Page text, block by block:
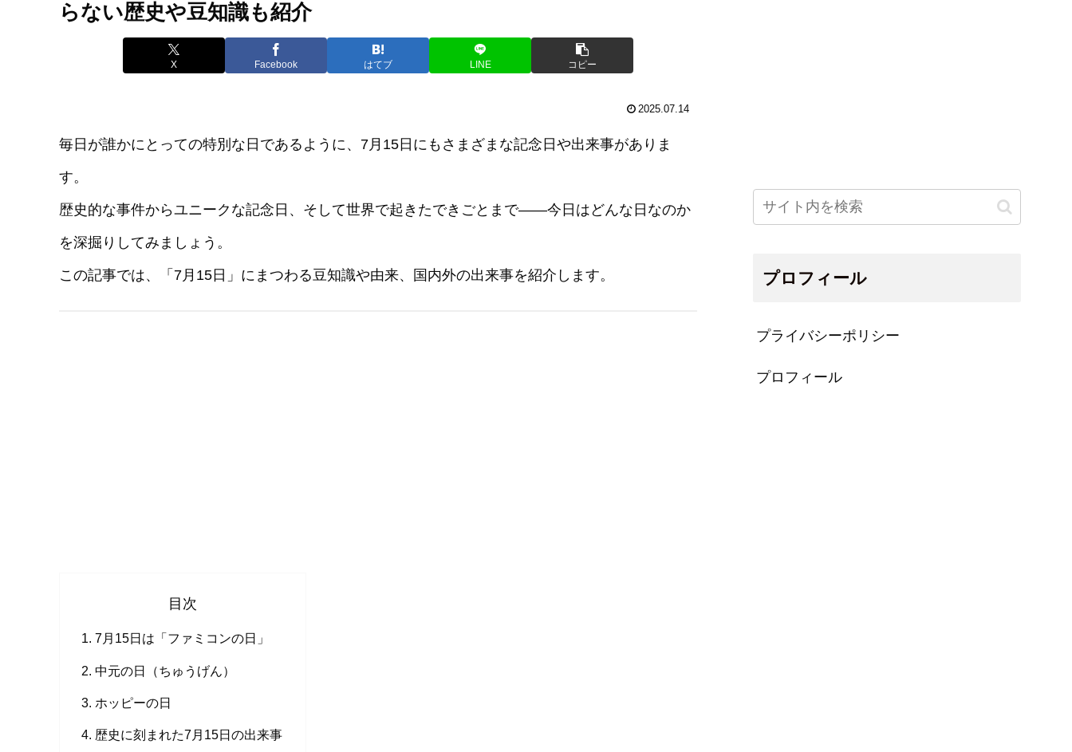
らない歴史や豆知識も紹介
X Facebook はてブ LINE コピー
2025.07.14
毎日が誰かにとっての特別な日であるように、7月15日にもさまざまな記念日や出来事がありま
す。
歴史的な事件からユニークな記念日、そして世界で起きたできごとまで――今日はどんな日なのか
を深掘りしてみましょう。
この記事では、「7月15日」にまつわる豆知識や由来、国内外の出来事を紹介します。
目次
7月15日は「ファミコンの日」
中元の日（ちゅうげん）
ホッピーの日
歴史に刻まれた7月15日の出来事
プロフィール
プライバシーポリシー
プロフィール